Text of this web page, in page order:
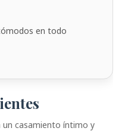
en todo
un casamiento íntimo y